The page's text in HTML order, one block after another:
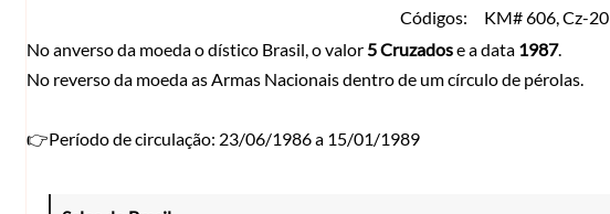
Códigos:
KM# 606, Cz-20
No anverso da moeda o dístico Brasil, o valor 5 Cruzadose a data 1987.
No reverso da moeda as Armas Nacionais dentro de um círculo de pérolas.
👉Período de circulação: 23/06/1986 a 15/01/1989